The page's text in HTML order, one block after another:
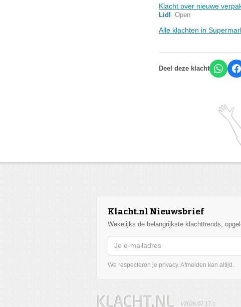
Klacht over nieuwe
Lidl Open
Alle klachten in
Deel deze klacht
Klacht.nl Nieuwsbrief
Wekelijks de belangrijkste klachttrends,
We respecteren je privacy. Afmelden kan altijd.
v2026.07.17.1